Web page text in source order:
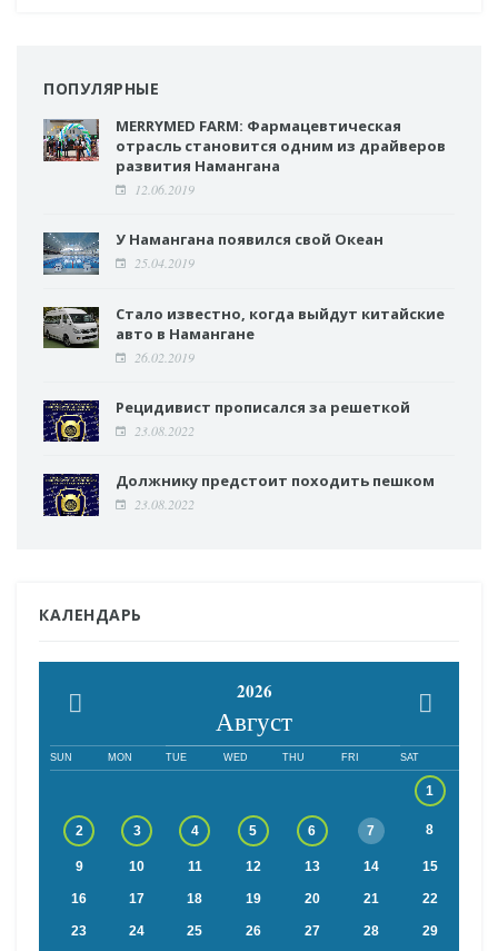
ПОПУЛЯРНЫЕ
MERRYMED FARM: Фармацевтическая
отрасль становится одним из драйверов
развития Намангана
12.06.2019
У Намангана появился свой Океан
25.04.2019
Стало известно, когда выйдут китайские
авто в Намангане
26.02.2019
Рецидивист прописался за решеткой
23.08.2022
Должнику предстоит походить пешком
23.08.2022
КАЛЕНДАРЬ
2026
Август
SUN MON TUE WED THU FRI SAT
1
2 3 4 5 6 7 8
9 10 11 12 13 14 15
16 17 18 19 20 21 22
23 24 25 26 27 28 29